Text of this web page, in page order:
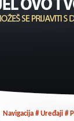
Navigacija # Uređaji #